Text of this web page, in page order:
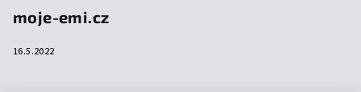
moje-emi.cz
16.5.2022